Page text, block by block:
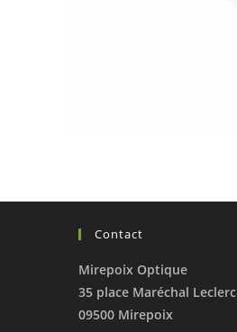
Contact
Mirepoix Optique
35 place Maréchal Leclerc
09500 Mirepoix